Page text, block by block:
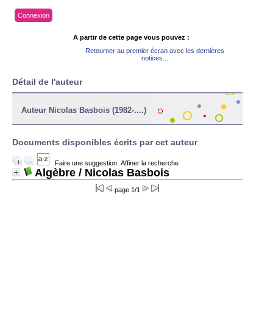
Connexion
A partir de cette page vous pouvez :
Retourner au premier écran avec les dernières
notices...
Détail de l'auteur
Auteur Nicolas Basbois (1982-....)
Documents disponibles écrits par cet auteur
Faire une suggestion Affiner la recherche
Algèbre / Nicolas Basbois
page 1/1